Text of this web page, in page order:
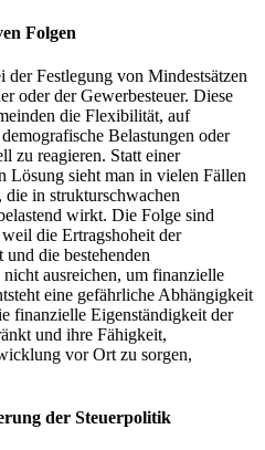
Folgen
Festlegung von Mindestsätzen
oder der Gewerbesteuer. Diese
die Flexibilität, auf
Belastungen oder
zu reagieren. Statt einer
Lösung sieht man in vielen Fällen
die in strukturschwachen
wirkt. Die Folge sind
die Ertragshoheit der
die bestehenden
ausreichen, um finanzielle
eine gefährliche Abhängigkeit
finanzielle Eigenständigkeit der
und ihre Fähigkeit,
vor Ort zu sorgen,
der Steuerpolitik